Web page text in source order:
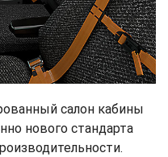
салон кабины
нового стандарта